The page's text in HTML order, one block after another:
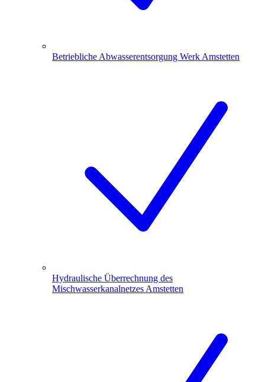
Betriebliche Abwasserentsorgung Werk Amstetten
Hydraulische Überrechnung des
Mischwasserkanalnetzes Amstetten